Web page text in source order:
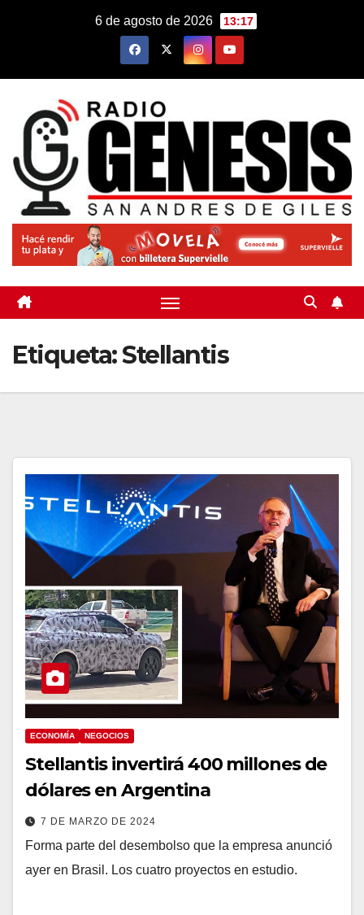
6 de agosto de 2026 13:17
Etiqueta:Stellantis
ECONOMÍA NEGOCIOS
Stellantis invertirá 400 millones de
dólares en Argentina
7 DE MARZO DE 2024
Forma parte del desembolso que la empresa anunció
ayer en Brasil. Los cuatro proyectos en estudio.